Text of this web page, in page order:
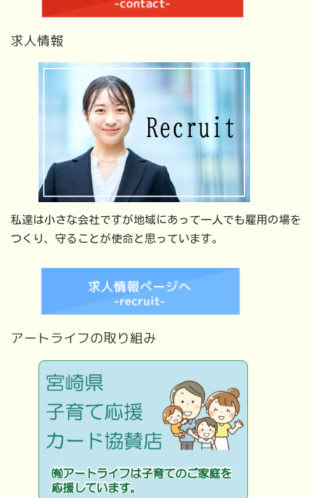
求人情報
私達は小さな会社ですが地域にあって一人でも雇用の場を
つくり、守ることが使命と思っています。
アートライフの取り組み